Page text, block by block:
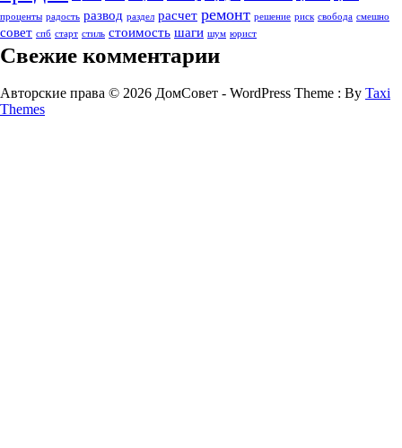
проценты радость развод раздел расчет ремонт решение риск свобода смешно
совет спб старт стиль стоимость шаги шум юрист
Свежие комментарии
Авторские права © 2026 ДомСовет - WordPress Theme : By Taxi
Themes